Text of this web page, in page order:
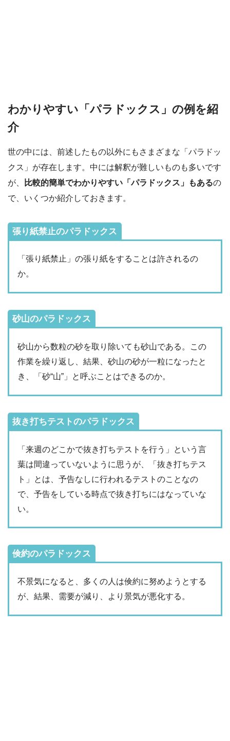
わかりやすい「パラドックス」の例を紹
介
世の中には、前述したもの以外にもさまざまな「パラドッ
クス」が存在します。中には解釈が難しいものも多いです
が、
比較的簡単でわかりやすい「パラドックス」もあるの
で、いくつか紹介しておきます。
張り紙禁止のパラドックス
「張り紙禁止」の張り紙をすることは許されるの
か。
砂山のパラドックス
砂山から数粒の砂を取り除いても砂山である。この
作業を繰り返し、結果、砂山の砂が一粒になったと
き、「砂“山”」と呼ぶことはできるのか。
抜き打ちテストのパラドックス
「来週のどこかで抜き打ちテストを行う」という言
葉は間違っていないように思うが、「抜き打ちテス
ト」とは、予告なしに行われるテストのことなの
で、予告をしている時点で抜き打ちにはなっていな
い。
倹約のパラドックス
不景気になると、多くの人は倹約に努めようとする
が、結果、需要が減り、より景気が悪化する。